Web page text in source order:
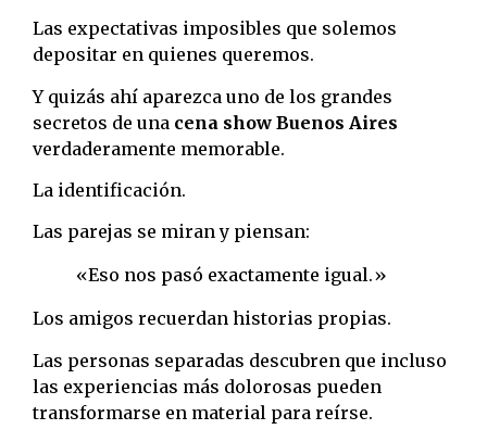
Las expectativas imposibles que solemos
depositar en quienes queremos.
Y quizás ahí aparezca uno de los grandes
secretos de una cena show Buenos Aires
verdaderamente memorable.
La identificación.
Las parejas se miran y piensan:
«Eso nos pasó exactamente igual.»
Los amigos recuerdan historias propias.
Las personas separadas descubren que incluso
las experiencias más dolorosas pueden
transformarse en material para reírse.